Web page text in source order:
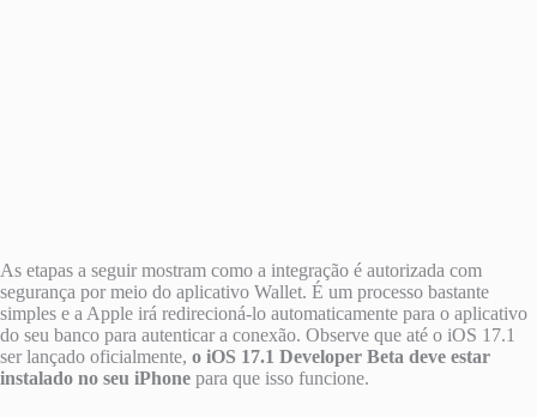
As etapas a seguir mostram como a integração é autorizada com
segurança por meio do aplicativo Wallet. É um processo bastante
simples e a Apple irá redirecioná-lo automaticamente para o aplicativo
do seu banco para autenticar a conexão. Observe que até o iOS 17.1
ser lançado oficialmente, o iOS 17.1 Developer Beta deve estar
instalado no seu iPhone para que isso funcione.